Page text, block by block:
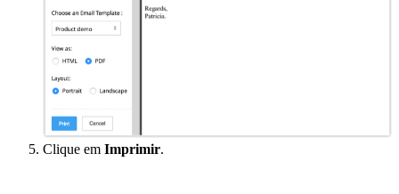
Clique em Imprimir.